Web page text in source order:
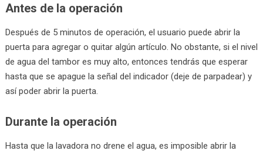
Antes de la operación
Después de 5 minutos de operación, el usuario puede abrir la
puerta para agregar o quitar algún artículo. No obstante, si el nivel
de agua del tambor es muy alto, entonces tendrás que esperar
hasta que se apague la señal del indicador (deje de parpadear) y
así poder abrir la puerta.
Durante la operación
Hasta que la lavadora no drene el agua, es imposible abrir la